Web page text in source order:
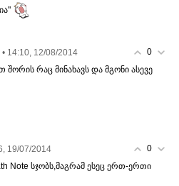
0
• 14:10, 12/08/2014
შორის რაც მინახავს და მგონი ასევე
0
19/07/2014
Note სჯობს,მაგრამ ესეც ერთ-ერთი